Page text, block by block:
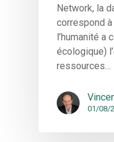
Network, la
correspond
l’humanité a
écologique)
ressources…
01/08/